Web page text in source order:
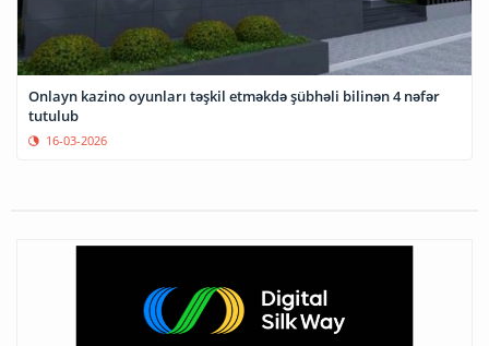
Onlayn kazino oyunları təşkil etməkdə şübhəli bilinən 4 nəfər
tutulub
16-03-2026